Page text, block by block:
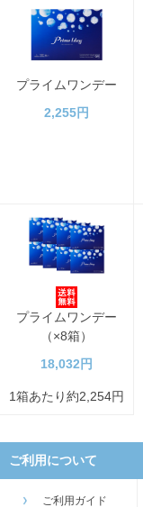
プライムワンデー
2,255円
プライムワンデー
（×8箱）
18,032円
1箱あたり約2,254円
ご利用について
ご利用ガイド